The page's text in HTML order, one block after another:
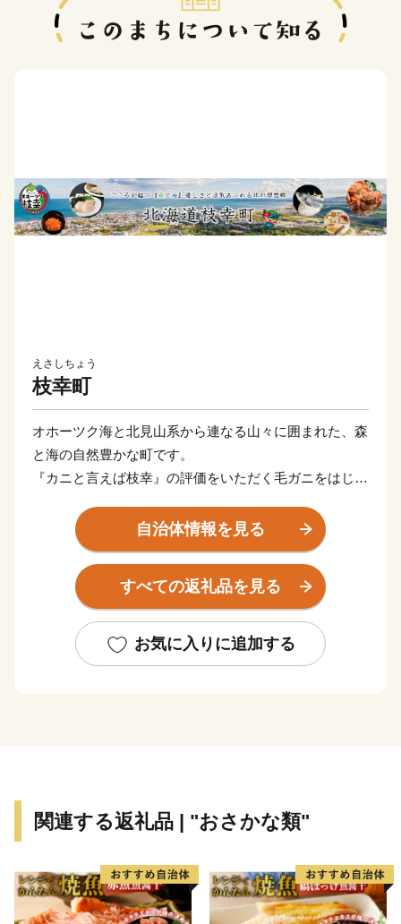
えさしちょう
枝幸町
オホーツク海と北見山系から連なる山々に囲まれた、森
と海の自然豊かな町です。
『カニと言えば枝幸』の評価をいただく毛ガニをはじ
の幸に恵まれています。
また、カニの町枝幸が作った毛がにの食べ方講座『毛ガ
ニ道場』をテキスト、動画でご用意しています。枝幸町
■ワンストップ特例申請のペーパーレス化について
ワンストップ特例申請を希望された方には、後日、手
をお送りいたします。はがきが届きましたら、以下のい
ずれかの方法でお手続きをお願い申し上げます。
1. オンラインで申請する（推奨・最短1分）
自治体情報を見る
すべての返礼品を見る
お気に入りに追加する
関連する返礼品 | "おさかな類"